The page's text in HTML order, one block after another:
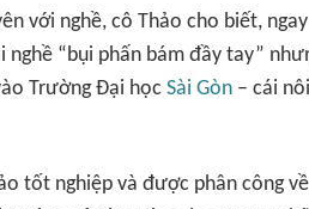
với nghề, cô Thảo cho biết,
nghề “bụi phấn bám đầy tay”
Trường Đại học Sài Gòn – cái
tốt nghiệp và được phân công